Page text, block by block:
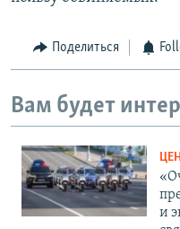
Поделиться
Вам будет
и